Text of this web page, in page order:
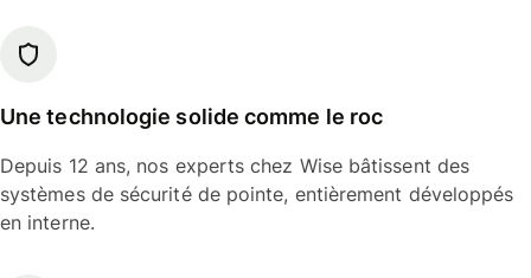
Une technologie solide comme le roc
Depuis 12 ans, nos experts chez Wise bâtissent des
systèmes de sécurité de pointe, entièrement développés
en interne.